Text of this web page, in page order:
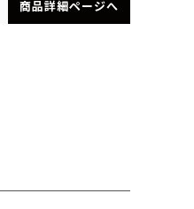
商品詳細ページへ